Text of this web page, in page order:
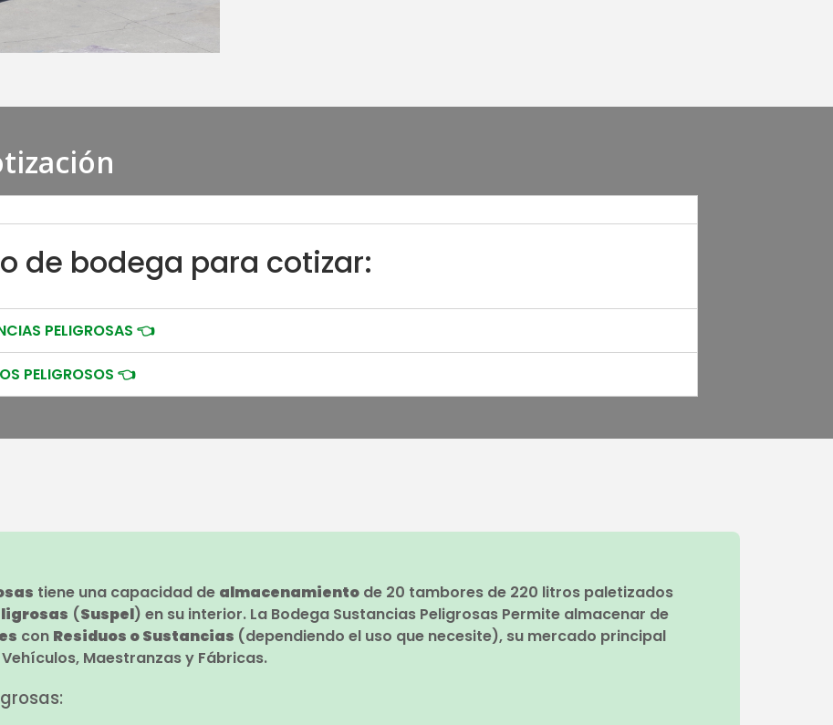
de bodega para cotizar:
PELIGROSAS 👈
PELIGROSOS 👈
tiene una capacidad de almacenamientode 20 tambores de 220 litros paletizados
(Suspel) en su interior. La Bodega Sustancias Peligrosas Permite almacenar de
con Residuos o Sustancias (dependiendo el uso que necesite), su mercado principal
Maestranzas y Fábricas.